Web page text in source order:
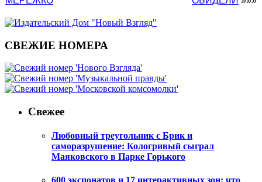
СВЕЖИЕ НОМЕРА
Свежее
Любовный треугольник с Брик и
саморазрушение: Кологривый сыграл
Маяковского в Парке Горького
600 экспонатов и 17 интерактивных зон: что